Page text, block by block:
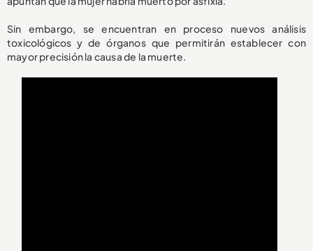
Sin embargo, se encuentran en proceso nuevos análisis
toxicológicos y de órganos que permitirán establecer con
mayor precisión la causa de la muerte.